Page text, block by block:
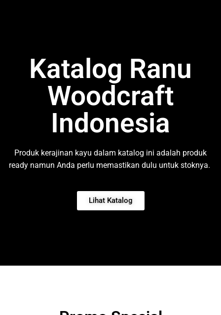
Katalog Ranu
Woodcraft
Indonesia
Produk kerajinan kayu dalam katalog ini adalah produk
ready namun Anda perlu memastikan dulu untuk stoknya.
Lihat Katalog